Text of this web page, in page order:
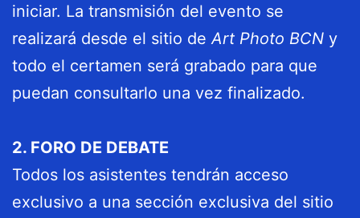
iniciar. La transmisión del evento se
realizará desde el sitio de Art Photo BCN y
todo el certamen será grabado para que
puedan consultarlo una vez finalizado.
2. FORO DE DEBATE
Todos los asistentes tendrán acceso
exclusivo a una sección exclusiva del sitio